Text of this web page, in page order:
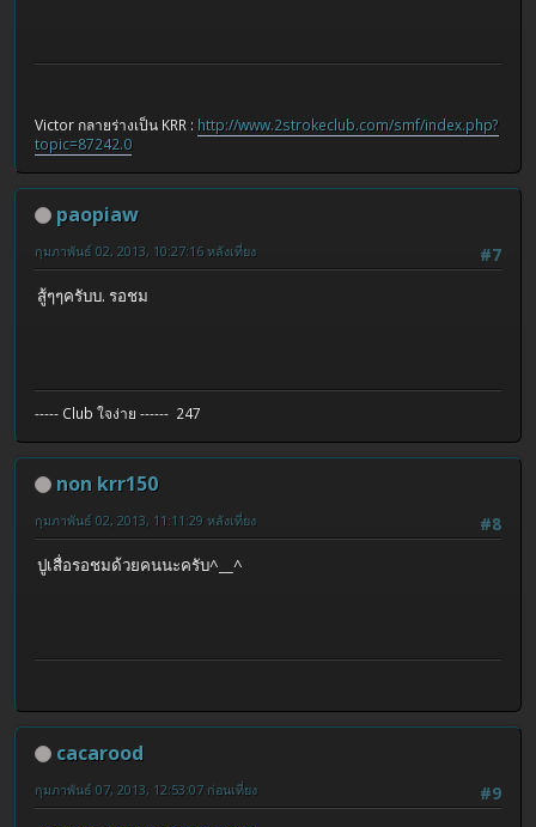
Victor กลายร่างเป็น KRR : http://www.2strokeclub.com/smf/index.php?
topic=87242.0
paopiaw
#7
กุมภาพันธ์ 02, 2013, 10:27:16 หลังเที่ยง
สู้ๆๆครับบ. รอชม
----- Club ใจง่าย ------ 247
non krr150
#8
กุมภาพันธ์ 02, 2013, 11:11:29 หลังเที่ยง
ปูเสื่อรอชมด้วยคนนะครับ^__^
cacarood
#9
กุมภาพันธ์ 07, 2013, 12:53:07 ก่อนเที่ยง